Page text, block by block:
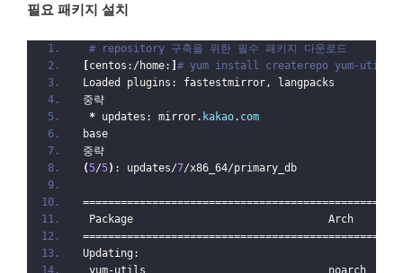
필요 패키지 설치
# repository 구축을 위한 필수 패키지 다운로드
centos:/home:
# yum install createrepo yum-utils
Loaded plugins: fastestmirror, langpacks
중략
* updates: mirror. kakao. com
중략
(5/5) : updates/7/
Package                               Arch
Updating: